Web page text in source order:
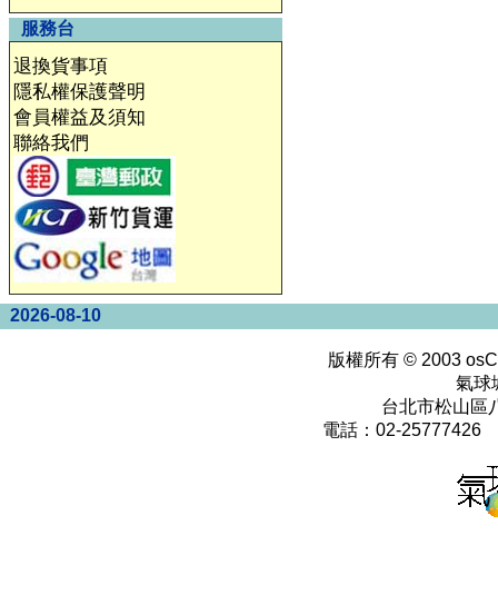
服務台
退換貨事項
隱私權保護聲明
會員權益及須知
聯絡我們
2026-08-10
版權所有 © 2003
氣球
台北市松山區
電話：02-25777426